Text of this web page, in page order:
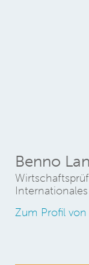
Benno
Zum Profil